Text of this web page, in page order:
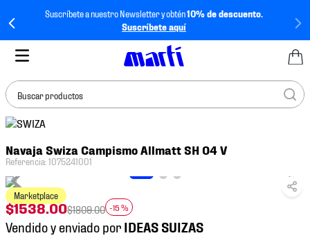
Suscríbete a nuestro Newsletter y obtén10% de descuento.
Suscríbete aquí
Buscar productos
Navaja Swiza Campismo Allmatt SH 04 V
Referencia:1075241001
Marketplace
$1538.00$1809.00 -15 %
Vendido y enviado por
BUSCADOS
2.
tenis hombre
tenis